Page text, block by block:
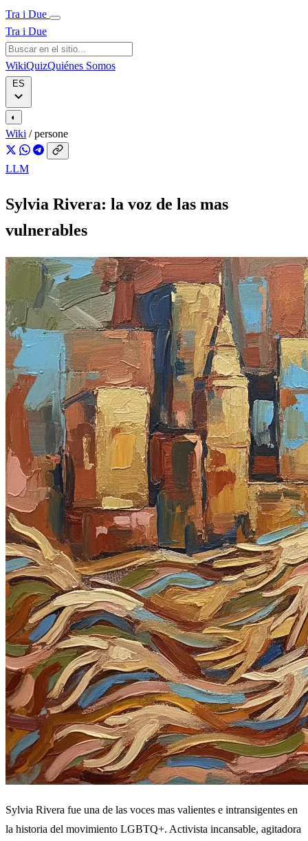
Tra i Due
Tra i Due
WikiQuizQuiénes Somos
◐
Wiki / persone
LLM
Sylvia Rivera: la voz de las mas
vulnerables
Sylvia Rivera fue una de las voces mas valientes e intransigentes en
la historia del movimiento LGBTQ+. Activista incansable, agitadora